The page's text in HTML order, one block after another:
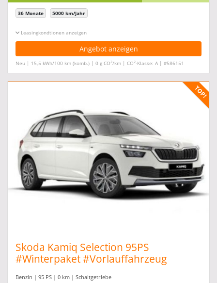
36 Monate 5000 km/Jahr
Leasingkonditionen ein-/ausblenden
Angebot anzeigen
Neu | 15,5 kWh/100 km (komb.) | 0 g CO2/km | CO2-Klasse: A | #586151
Skoda Kamiq Selection 95PS
#Winterpaket #Vorlauffahrzeug
Benzin | 95 PS | 0 km | Schaltgetriebe